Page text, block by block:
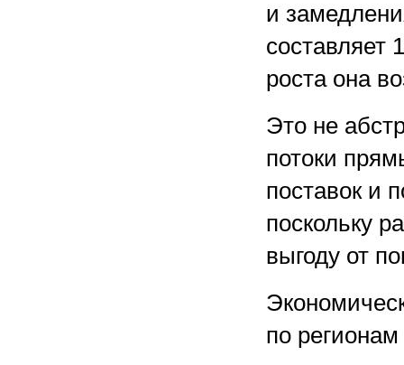
и
составляет
роста она
Это не
потоки
поставок и
поскольку
выгоду от
по